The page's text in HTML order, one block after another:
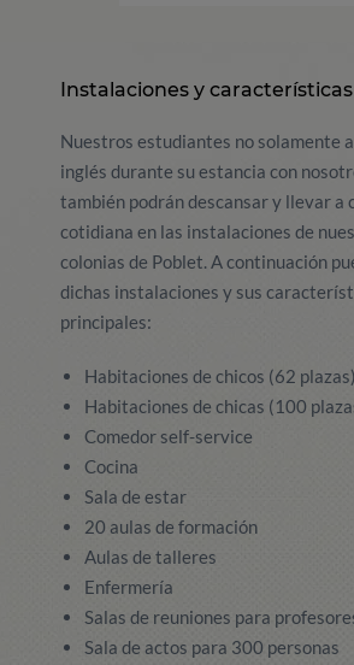
Instalaciones y
Nuestros estudiantes no solamente
inglés durante su estancia con
también podrán descansar y llevar a
cotidiana en las instalaciones de
colonias de Poblet. A continuación
dichas instalaciones y sus
principales:
Habitaciones de chicos (62 plazas)
Habitaciones de chicas (100
Comedor self-service
Cocina
Sala de estar
20 aulas de formación
Aulas de talleres
Enfermería
Salas de reuniones para
Sala de actos para 300 personas